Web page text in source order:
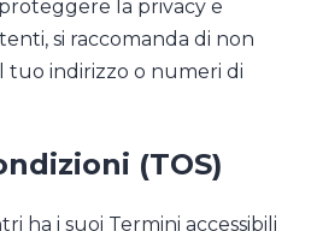
la privacy e
si raccomanda di non
tuo indirizzo o numeri di
(TOS)
ha i suoi Termini accessibili